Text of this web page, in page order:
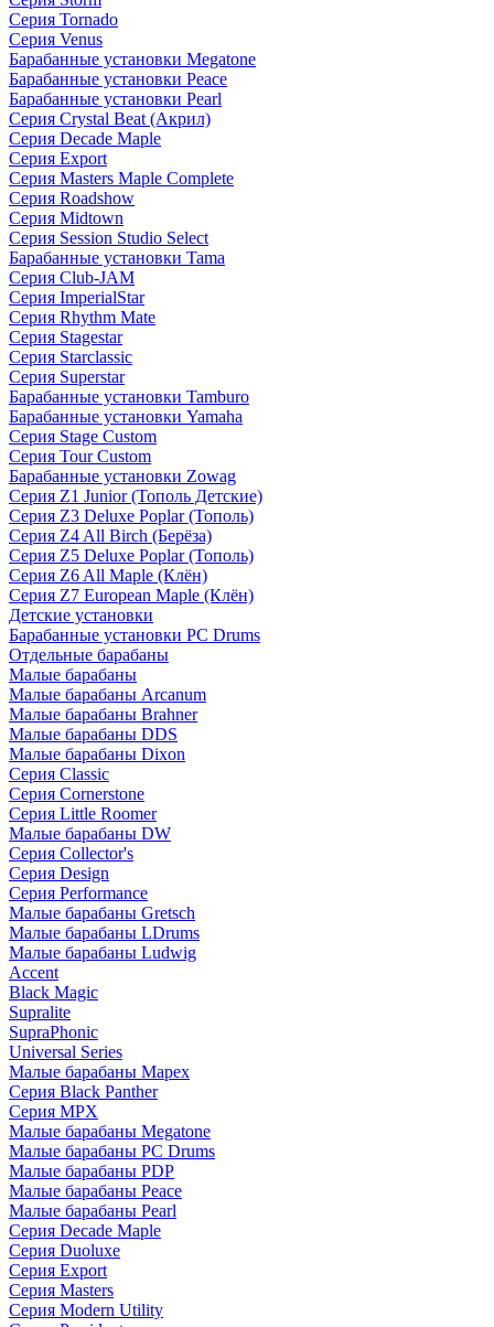
Серия Tornado
Серия Venus
Барабанные установки Megatone
Барабанные установки Peace
Барабанные установки Pearl
Серия Crystal Beat (Акрил)
Серия Decade Maple
Серия Export
Серия Masters Maple Complete
Серия Roadshow
Серия Midtown
Серия Session Studio Select
Барабанные установки Tama
Серия Club-JAM
Серия ImperialStar
Серия Rhythm Mate
Серия Stagestar
Серия Starclassic
Серия Superstar
Барабанные установки Tamburo
Барабанные установки Yamaha
Серия Stage Custom
Серия Tour Custom
Барабанные установки Zowag
Серия Z1 Junior (Тополь Детские)
Серия Z3 Deluxe Poplar (Тополь)
Серия Z4 All Birch (Берёза)
Серия Z5 Deluxe Poplar (Тополь)
Серия Z6 All Maple (Клён)
Серия Z7 European Maple (Клён)
Детские установки
Барабанные установки PC Drums
Отдельные барабаны
Малые барабаны
Малые барабаны Arcanum
Малые барабаны Brahner
Малые барабаны DDS
Малые барабаны Dixon
Серия Classic
Серия Cornerstone
Серия Little Roomer
Малые барабаны DW
Серия Collector's
Серия Design
Серия Performance
Малые барабаны Gretsch
Малые барабаны LDrums
Малые барабаны Ludwig
Accent
Black Magic
Supralite
SupraPhonic
Universal Series
Малые барабаны Mapex
Серия Black Panther
Серия MPX
Малые барабаны Megatone
Малые барабаны PC Drums
Малые барабаны PDP
Малые барабаны Peace
Малые барабаны Pearl
Серия Decade Maple
Серия Duoluxe
Серия Export
Серия Masters
Серия Modern Utility